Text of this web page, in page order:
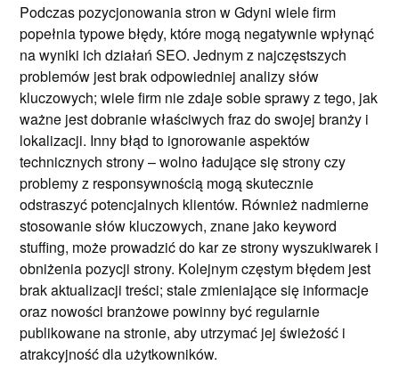
Podczas pozycjonowania stron w Gdyni wiele firm
popełnia typowe błędy, które mogą negatywnie wpłynąć
na wyniki ich działań SEO. Jednym z najczęstszych
problemów jest brak odpowiedniej analizy słów
kluczowych; wiele firm nie zdaje sobie sprawy z tego, jak
ważne jest dobranie właściwych fraz do swojej branży i
lokalizacji. Inny błąd to ignorowanie aspektów
technicznych strony – wolno ładujące się strony czy
problemy z responsywnością mogą skutecznie
odstraszyć potencjalnych klientów. Również nadmierne
stosowanie słów kluczowych, znane jako keyword
stuffing, może prowadzić do kar ze strony wyszukiwarek i
obniżenia pozycji strony. Kolejnym częstym błędem jest
brak aktualizacji treści; stale zmieniające się informacje
oraz nowości branżowe powinny być regularnie
publikowane na stronie, aby utrzymać jej świeżość i
atrakcyjność dla użytkowników.